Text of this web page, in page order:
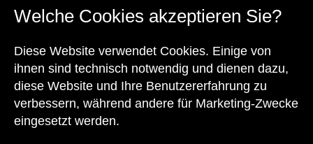
Welche Cookies akzeptieren Sie?
Diese Website verwendet Cookies. Einige von
ihnen sind technisch notwendig und dienen dazu,
diese Website und Ihre Benutzererfahrung zu
verbessern, während andere für Marketing-Zwecke
eingesetzt werden.
Kontakt